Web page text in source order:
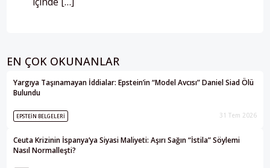
EN ÇOK OKUNANLAR
Yargıya Taşınamayan İddialar: Epstein’in “Model Avcısı” Daniel Siad Ölü
Bulundu
EPSTEIN BELGELERI 31 Tem 2026
Ceuta Krizinin İspanya’ya Siyasi Maliyeti: Aşırı Sağın “İstila” Söylemi
Nasıl Normalleşti?